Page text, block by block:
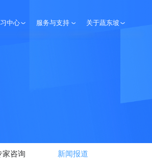
中心 服务与支持 关于蔬东坡
家咨询 新闻报道